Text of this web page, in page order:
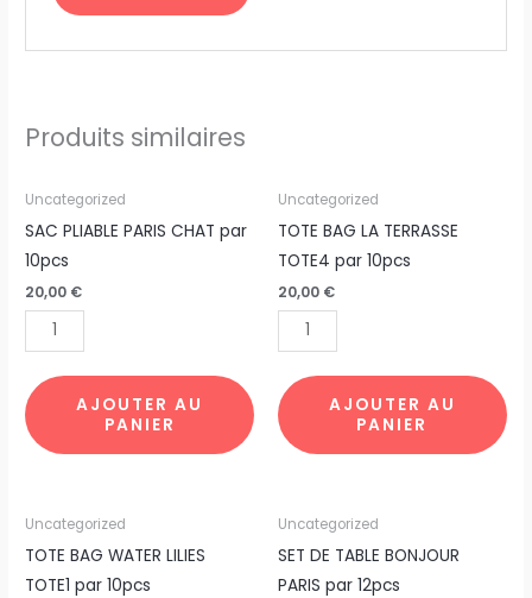
Produits similaires
Uncategorized
SAC PLIABLE PARIS CHAT par
10pcs
20,00 €
quantité
de
SAC
PLIABLE
PARIS
CHAT
10pcs
AJOUTER AU
PANIER
Uncategorized
TOTE BAG LA TERRASSE
TOTE4 par 10pcs
20,00 €
quantité
de
TOTE
BAG
LA
TERRASSE
TOTE4
par
10pcs
AJOUTER AU
PANIER
Uncategorized
TOTE BAG WATER LILIES
TOTE1 par 10pcs
quantité
de
TOTE
Uncategorized
SET DE TABLE BONJOUR
PARIS par 12pcs
quantité
de
SET